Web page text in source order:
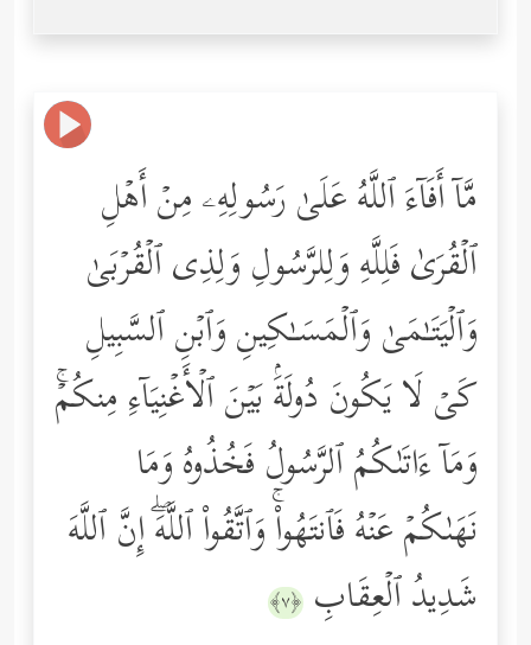
مَّاۤ أَفَاۤءَ ٱللَّهُ عَلَىٰ رَسُولِهِۦ مِنۡ أَهۡلِ
ٱلۡقُرَىٰ فَلِلَّهِ وَلِلرَّسُولِ وَلِذِی ٱلۡقُرۡبَىٰ
وَٱلۡیَتَـٰمَىٰ وَٱلۡمَسَـٰكِینِ وَٱبۡنِ ٱلسَّبِیلِ
كَیۡ لَا یَكُونَ دُولَةَۢ بَیۡنَ ٱلۡأَغۡنِیَاۤءِ مِنكُمۡۚ
وَمَاۤ ءَاتَىٰكُمُ ٱلرَّسُولُ فَخُذُوهُ وَمَا
نَهَىٰكُمۡ عَنۡهُ فَٱنتَهُواْۚ وَٱتَّقُواْ ٱللَّهَۖ إِنَّ ٱللَّهَ
شَدِیدُ ٱلۡعِقَابِ ﴿٧﴾